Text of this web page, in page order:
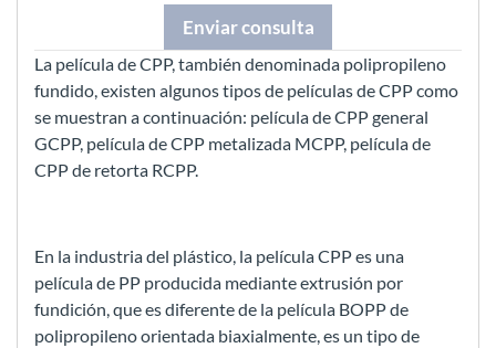
Enviar consulta
La película de CPP, también denominada polipropileno
fundido, existen algunos tipos de películas de CPP como
se muestran a continuación: película de CPP general
GCPP, película de CPP metalizada MCPP, película de
CPP de retorta RCPP.
En la industria del plástico, la película CPP es una
película de PP producida mediante extrusión por
fundición, que es diferente de la película BOPP de
polipropileno orientada biaxialmente, es un tipo de